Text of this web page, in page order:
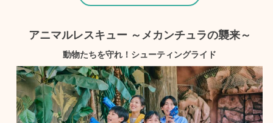
アニマルレスキュー ～メカンチュラの襲来～
動物たちを守れ！シューティングライド